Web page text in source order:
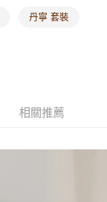
丹寧 套裝
相關推薦